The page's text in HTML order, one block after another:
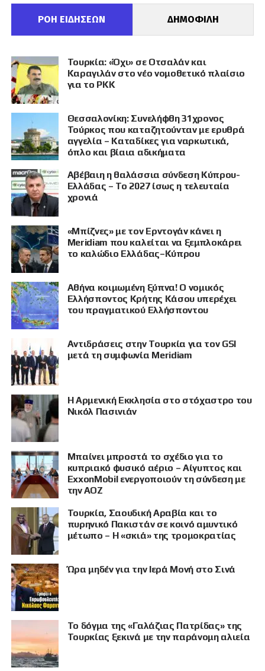
ΠΡΟΒΟΛΗ
ΡΟΗ ΕΙΔΗΣΕΩΝ ΔΗΜΟΦΙΛΗ
Τουρκία: «Όχι» σε Οτσαλάν και
Καραγιλάν στο νέο νομοθετικό πλαίσιο
για το PKK
Θεσσαλονίκη: Συνελήφθη 31χρονος
Τούρκος που καταζητούνταν με ερυθρά
αγγελία – Καταδίκες για ναρκωτικά,
όπλο και βίαια αδικήματα
Αβέβαιη η θαλάσσια σύνδεση Κύπρου-
Ελλάδας – Το 2027 ίσως η τελευταία
χρονιά
«Μπίζνες» με τον Ερντογάν κάνει η
Meridiam που καλείται να ξεμπλοκάρει
το καλώδιο Ελλάδας–Κύπρου
Αθήνα κοιμωμένη ξύπνα! Ο νομικός
Ελλήσποντος Κρήτης Κάσου υπερέχει
του πραγματικού Ελλήσποντου
Αντιδράσεις στην Τουρκία για τον GSI
μετά τη συμφωνία Meridiam
Η Αρμενική Εκκλησία στο στόχαστρο του
Νικόλ Πασινιάν
Μπαίνει μπροστά το σχέδιο για το
κυπριακό φυσικό αέριο – Αίγυπτος και
ExxonMobil ενεργοποιούν τη σύνδεση με
την ΑΟΖ
Τουρκία, Σαουδική Αραβία και το
πυρηνικό Πακιστάν σε κοινό αμυντικό
μέτωπο – Η «σκιά» της τρομοκρατίας
Ώρα μηδέν για την Ιερά Μονή στο Σινά
Το δόγμα της «Γαλάζιας Πατρίδας» της
Τουρκίας ξεκινά με την παράνομη αλιεία